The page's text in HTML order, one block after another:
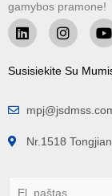
gamybos pramone!
Susisiekite Su
Nr.1518